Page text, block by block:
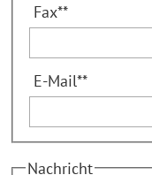
Fax**
E-Mail**
Nachricht